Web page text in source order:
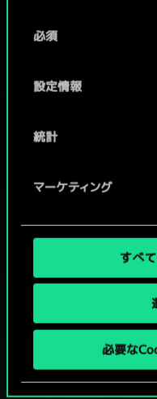
詳細は、下記の「設定
必須
設定情報
統計
マーケティング
すべ
必要な
グウェント